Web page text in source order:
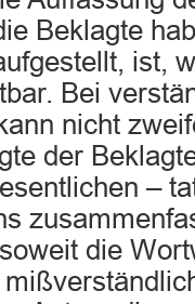
Beklagte
ist,
Bei
nicht
der
–
die